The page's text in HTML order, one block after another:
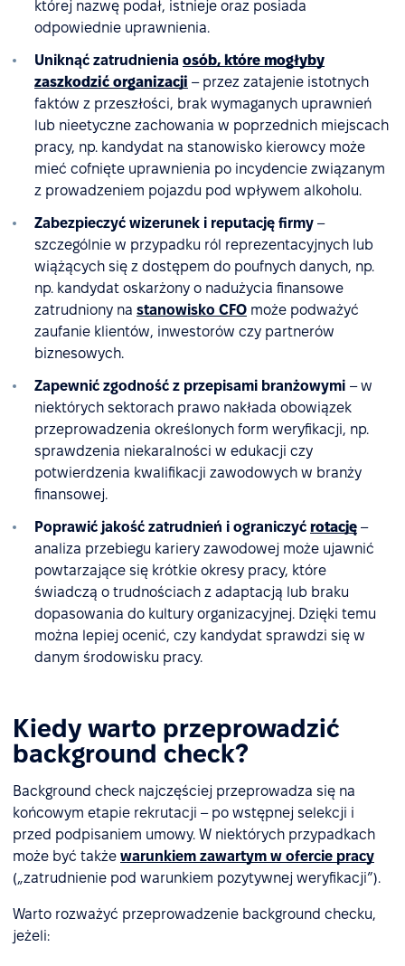
której nazwę podał, istnieje oraz posiada
odpowiednie uprawnienia.
Uniknąć zatrudnienia osób, które mogłyby
zaszkodzić organizacji – przez zatajenie istotnych
faktów z przeszłości, brak wymaganych uprawnień
lub nieetyczne zachowania w poprzednich miejscach
pracy, np. kandydat na stanowisko kierowcy może
mieć cofnięte uprawnienia po incydencie związanym
z prowadzeniem pojazdu pod wpływem alkoholu.
Zabezpieczyć wizerunek i reputację firmy –
szczególnie w przypadku ról reprezentacyjnych lub
wiążących się z dostępem do poufnych danych, np.
np. kandydat oskarżony o nadużycia finansowe
zatrudniony na stanowisko CFO może podważyć
zaufanie klientów, inwestorów czy partnerów
biznesowych.
Zapewnić zgodność z przepisami branżowymi – w
niektórych sektorach prawo nakłada obowiązek
przeprowadzenia określonych form weryfikacji, np.
sprawdzenia niekaralności w edukacji czy
potwierdzenia kwalifikacji zawodowych w branży
finansowej.
Poprawić jakość zatrudnień i ograniczyć rotację –
analiza przebiegu kariery zawodowej może ujawnić
powtarzające się krótkie okresy pracy, które
świadczą o trudnościach z adaptacją lub braku
dopasowania do kultury organizacyjnej. Dzięki temu
można lepiej ocenić, czy kandydat sprawdzi się w
danym środowisku pracy.
Kiedy warto przeprowadzić
background check?
Background check najczęściej przeprowadza się na
końcowym etapie rekrutacji – po wstępnej selekcji i
przed podpisaniem umowy. W niektórych przypadkach
może być także warunkiem zawartym w ofercie pracy
(„zatrudnienie pod warunkiem pozytywnej weryfikacji”).
Warto rozważyć przeprowadzenie background checku,
jeżeli: